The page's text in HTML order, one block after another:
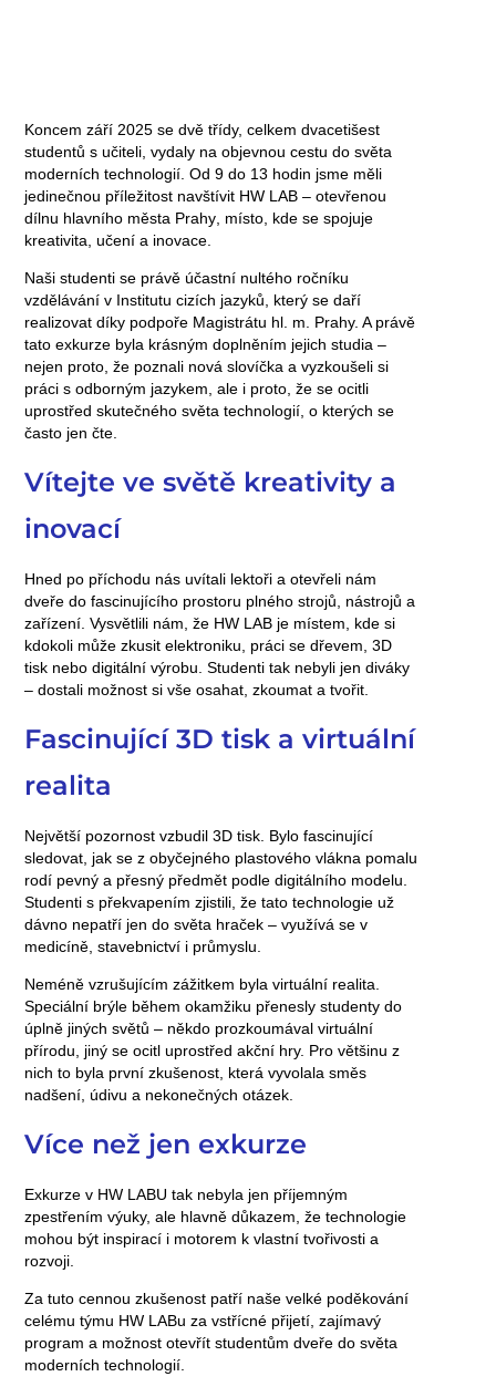
Koncem září 2025 se dvě třídy, celkemdvacetišest
studentů s učiteli , vydaly na objevnou cestu do světa
moderních technologií. Od 9 do 13 hodin jsme měli
jedinečnou příležitost navštívit HW LAB – otevřenou
dílnu hlavního města Prahy , místo, kde se spojuje
kreativita, učení a inovace.
Naši studenti se právě účastní nultého ročníku
vzdělávání v Institutu cizích jazyků, který se daří
realizovat díky podpoře Magistrátu hl. m. Prahy. A právě
tato exkurze byla krásným doplněním jejich studia –
nejen proto, že poznali nová slovíčka a vyzkoušeli si
práci s odborným jazykem, ale i proto, že se ocitli
uprostřed skutečného světa technologií, o kterých se
často jen čte.
Vítejte ve světě kreativity a
inovací
Hned po příchodu nás uvítali lektoři a otevřeli nám
dveře do fascinujícího prostoru plného strojů, nástrojů a
zařízení. Vysvětlili nám, že HW LAB je místem, kde si
kdokoli může zkusit elektroniku, práci se dřevem, 3D
tisk nebo digitální výrobu. Studenti tak nebyli jen diváky
– dostali možnost sivše osahat, zkoumat a tvořit
Fascinující 3D tisk a virtuální
realita
Největší pozornost vzbudil3D tisk . Bylo fascinující
sledovat, jak se z obyčejného plastového vlákna pomalu
rodí pevný a přesný předmět podle digitálního modelu.
Studenti s překvapením zjistili, že tato technologie už
dávno nepatří jen do světa hraček – využívá se v
medicíně, stavebnictví i průmyslu.
Neméně vzrušujícím zážitkem bylavirtuální realita
Speciální brýle během okamžiku přenesly studenty do
úplně jiných světů – někdo prozkoumával virtuální
přírodu, jiný se ocitl uprostřed akční hry. Pro většinu z
nich to byla první zkušenost, která vyvolala směs
nadšení, údivu a nekonečných otázek.
Více než jen exkurze
Exkurze v HW LABU tak nebyla jen příjemným
zpestřením výuky, ale hlavně důkazem, že technologie
mohou být inspirací i motorem k vlastní tvořivosti a
rozvoji.
Za tuto cennou zkušenost patří naše velké poděkování
celému týmu HW LABu za vstřícné přijetí, zajímavý
program a možnost otevřít studentům dveře do světa
moderních technologií.